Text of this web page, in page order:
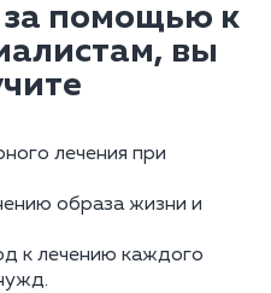
помощью к
вы
лечения при
образа жизни и
к лечению каждого